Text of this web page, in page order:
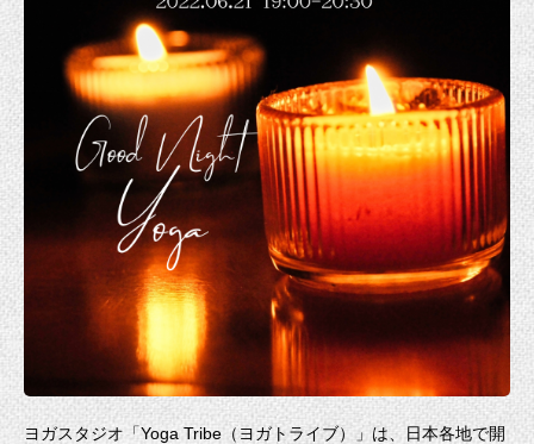
ヨガスタジオ「Yoga Tribe（ヨガトライブ）」は、日本各地で開